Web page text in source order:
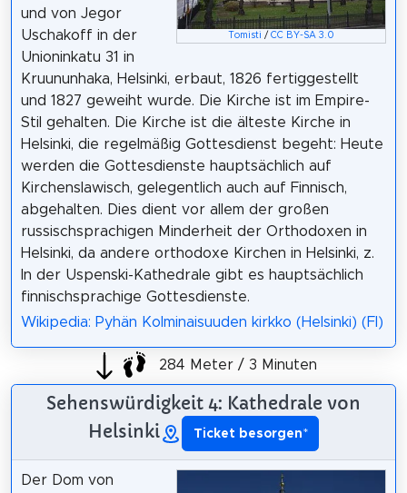
Tomisti /CC BY-SA 3.0
und von Jegor
Uschakoff in der
Unioninkatu 31 in
Kruununhaka, Helsinki, erbaut, 1826 fertiggestellt
und 1827 geweiht wurde. Die Kirche ist im Empire-
Stil gehalten. Die Kirche ist die älteste Kirche in
Helsinki, die regelmäßig Gottesdienst begeht: Heute
werden die Gottesdienste hauptsächlich auf
Kirchenslawisch, gelegentlich auch auf Finnisch,
abgehalten. Dies dient vor allem der großen
russischsprachigen Minderheit der Orthodoxen in
Helsinki, da andere orthodoxe Kirchen in Helsinki, z.
In der Uspenski-Kathedrale gibt es hauptsächlich
finnischsprachige Gottesdienste.
Wikipedia: Pyhän Kolminaisuuden kirkko (Helsinki) (FI)
284 Meter / 3 Minuten
Sehenswürdigkeit 4: Kathedrale von
Helsinki
Ticket besorgen*
Der Dom von